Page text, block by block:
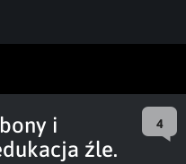
i
źle.
4